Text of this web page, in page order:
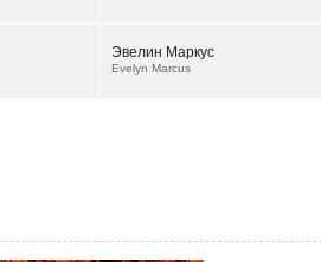
Эвелин Маркус
Evelyn Marcus